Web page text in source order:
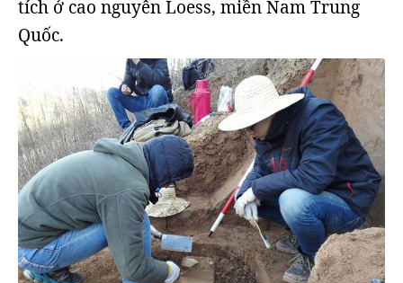
tích ở cao nguyên Loess, miền Nam Trung
Quốc.